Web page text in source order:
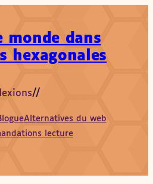
monde dans
hexagonales
//
Alternatives du web
lecture